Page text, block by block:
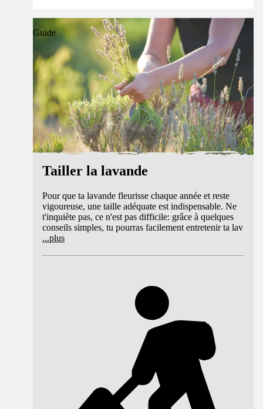
Guide
Tailler la lavande
Pour que ta lavande fleurisse chaque année et reste
vigoureuse, une taille adéquate est indispensable. Ne
t'inquiète pas, ce n'est pas difficile: grâce à quelques
conseils simples, tu pourras facilement entretenir ta lav
...plus